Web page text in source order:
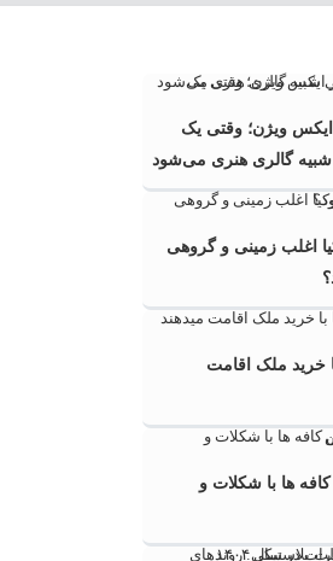
ایکس ویژن؛ وقتی یک
شبیه گالری هنری می‌شود
اغلب زمینی و گروهی
خرید ملک اقامت
ها با شکلات و